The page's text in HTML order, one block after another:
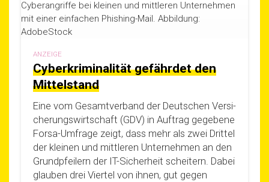
ANZEIGE
Cyberkriminalität gefährdet den
Mittelstand
Eine vom Gesamt­ver­band der Deut­schen Ver­si­
che­rungs­wirt­schaft (GDV) in Auf­trag gege­be­ne
For­­sa-Umfra­­ge zeigt, dass mehr als zwei Drit­tel
der klei­nen und mitt­le­ren Unter­neh­men an den
Grund­pfei­lern der IT-Sicher­heit schei­tern. Dabei
glau­ben drei Vier­tel von ihnen, gut gegen